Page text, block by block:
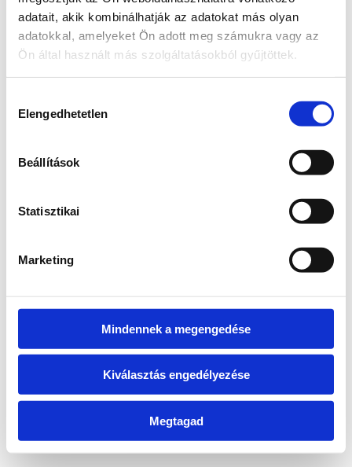
adatait, akik kombinálhatják az adatokat más olyan
adatokkal, amelyeket Ön adott meg számukra vagy az
Ön által használt más szolgáltatásokból gyűjtöttek.
kiválasztása
Elengedhetetlen
Beállítások
Statisztikai
Marketing
Mindennek a megengedése
Kiválasztás engedélyezése
Megtagad
loadingwww.bicapp.hu
(see the browser console for more